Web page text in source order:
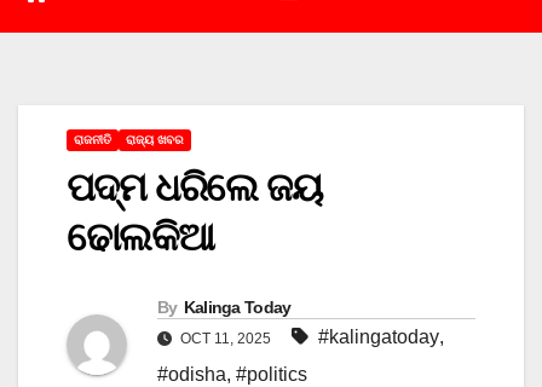
ରାଜନୀତି ରାଜ୍ୟ ଖବର
ପଦ୍ମ ଧରିଲେ ଜୟ
ଢୋଲକିଆ
By Kalinga Today
OCT 11, 2025 #kalingatoday,
#odisha, #politics